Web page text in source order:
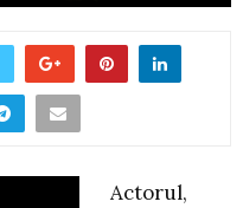
Actorul,